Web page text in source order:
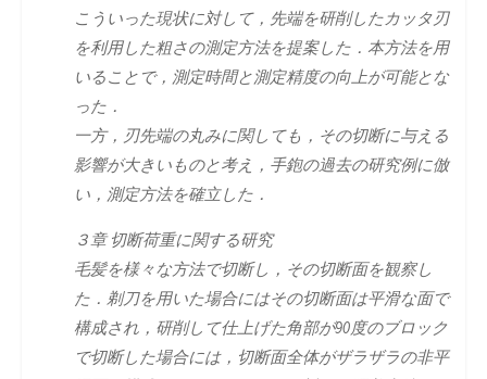
こういった現状に対して，先端を研削したカッタ刃
を利用した粗さの測定方法を提案した．本方法を用
いることで，測定時間と測定精度の向上が可能とな
った．
一方，刃先端の丸みに関しても，その切断に与える
影響が大きいものと考え，手鉋の過去の研究例に倣
い，測定方法を確立した．
３章 切断荷重に関する研究
毛髪を様々な方法で切断し，その切断面を観察し
た．剃刀を用いた場合にはその切断面は平滑な面で
構成され，研削して仕上げた角部が90度のブロック
で切断した場合には，切断面全体がザラザラの非平